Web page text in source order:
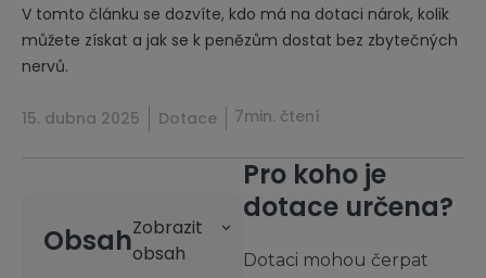
V tomto článku se dozvíte, kdo má na dotaci nárok, kolik
můžete získat a jak se k penězům dostat bez zbytečných
nervů.
15. dubna 2025 Dotace 7min. čtení
Pro koho je
dotace určena?
Dotaci mohou čerpat
Obsah